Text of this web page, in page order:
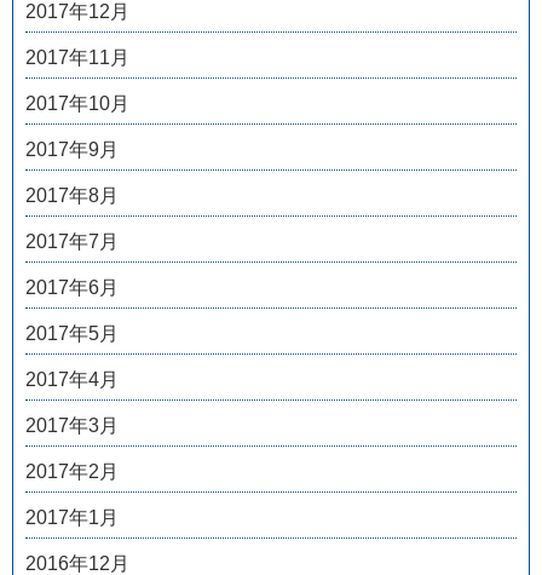
2017年12月
2017年11月
2017年10月
2017年9月
2017年8月
2017年7月
2017年6月
2017年5月
2017年4月
2017年3月
2017年2月
2017年1月
2016年12月